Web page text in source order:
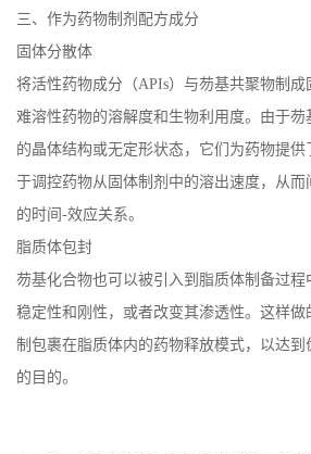
三、作为药物制剂配方成分
固体分散体
将活性药物成分（APIs）与芴基共聚物制
难溶性药物的溶解度和生物利用度。由于
的晶体结构或无定形状态，它们为药物提
于调控药物从固体制剂中的溶出速度，从
的时间 -效应关系。
脂质体包封
芴基化合物也可以被引入到脂质体制备过程
稳定性和刚性，或者改变其渗透性。这样
制包裹在脂质体内的药物释放模式，以达
的目的。